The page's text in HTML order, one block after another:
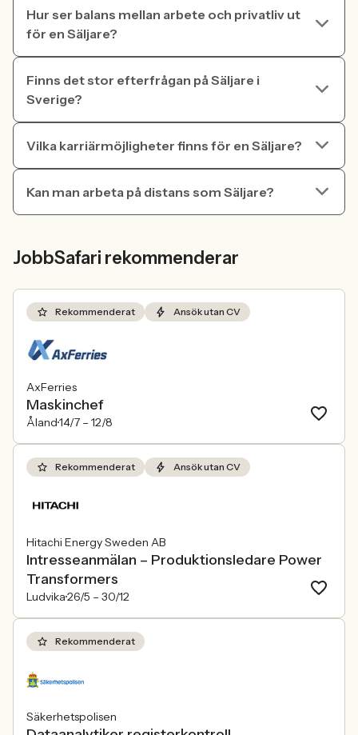
Hur ser balans mellan arbete och privatliv ut
för en Säljare?
Finns det stor efterfrågan på Säljare i
Sverige?
Vilka karriärmöjligheter finns för en Säljare?
Kan man arbeta på distans som Säljare?
JobbSafari rekommenderar
Rekommenderat Ansök utan CV
AxFerries
Maskinchef
Åland14/7 – 12/8
Rekommenderat Ansök utan CV
Hitachi Energy Sweden AB
Intresseanmälan – Produktionsledare Power
Transformers
Ludvika26/5 – 30/12
Rekommenderat
Säkerhetspolisen